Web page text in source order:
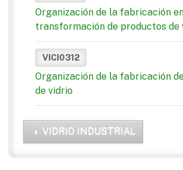
Organización de la fabricación
transformación de productos de
VICI0312
Organización de la fabricación
de vidrio
VIDRIO INDUSTRIAL